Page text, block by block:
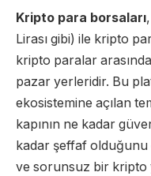
Kripto para borsaları
Lirası gibi) ile kripto
kripto paralar
pazar yerleridir. Bu
ekosistemine açılan
kapının ne kadar
kadar şeffaf olduğunu
ve sorunsuz bir kripto